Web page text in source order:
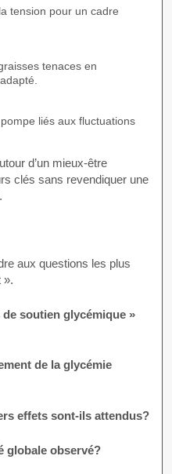
tension pour un cadre
tenaces en
liés aux fluctuations
d’un mieux-être
clés sans revendiquer une
aux questions les plus
».
soutien glycémique »
de la glycémie
effets sont-ils attendus?
globale observé?